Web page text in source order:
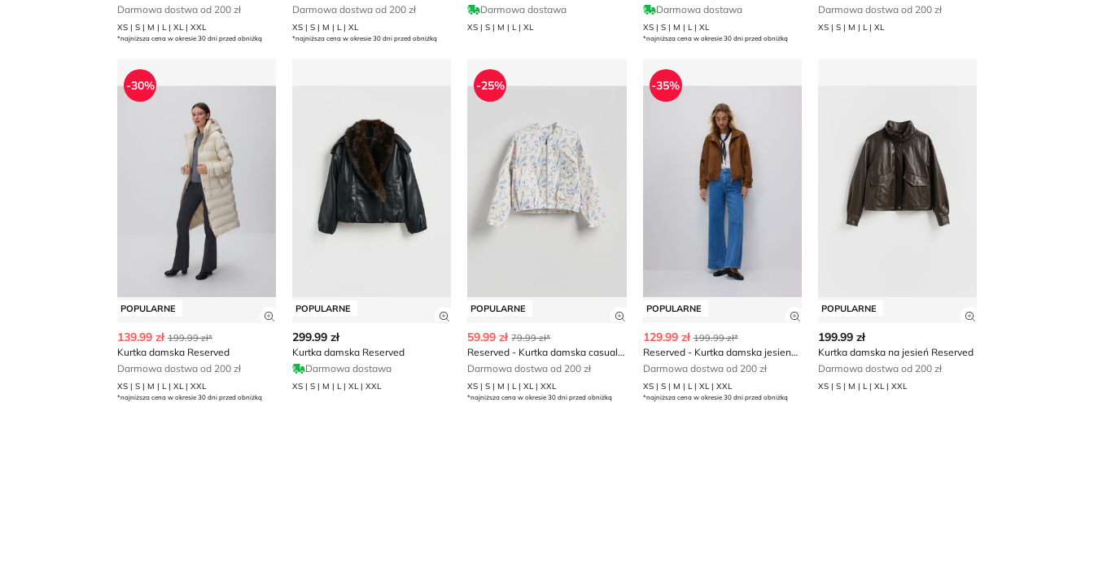
Darmowa dostwa od 200 zł
XS | S | M | L | XL | XXL
*najniższa cena w okresie 30 dni przed obniżką
Darmowa dostwa od 200 zł
XS | S | M | L | XL
*najniższa cena w okresie 30 dni przed obniżką
Darmowa dostawa
XS | S | M | L | XL
Darmowa dostawa
XS | S | M | L | XL
*najniższa cena w okresie 30 dni przed obniżką
Darmowa dostwa od 200 zł
XS | S | M | L | XL
Kurtka damska Reserved
POPULARNE
-30%
Zobacz szczegóły produktu
139.99 zł 199.99 zł*
Kurtka damska Reserved
Darmowa dostwa od 200 zł
XS | S | M | L | XL | XXL
*najniższa cena w okresie 30 dni przed obniżką
POPULARNE
Zobacz szczegóły produktu
299.99 zł
Kurtka damska Reserved
Darmowa dostawa
XS | S | M | L | XL | XXL
Reserved - Kurtka damska casual na jesień
POPULARNE
-25%
Zobacz szczegóły produktu
59.99 zł 79.99 zł*
Reserved - Kurtka damska casual na jesień
Darmowa dostwa od 200 zł
XS | S | M | L | XL | XXL
*najniższa cena w okresie 30 dni przed obniżką
Reserved - Kurtka damska jesienna
POPULARNE
-35%
Zobacz szczegóły produktu
129.99 zł 199.99 zł*
Reserved - Kurtka damska jesienna
Darmowa dostwa od 200 zł
XS | S | M | L | XL | XXL
*najniższa cena w okresie 30 dni przed obniżką
POPULARNE
Zobacz szczegóły
199.99 zł
Kurtka damska na jesień Reserved
Darmowa dostwa od 200 zł
XS | S | M | L | XL | XXL